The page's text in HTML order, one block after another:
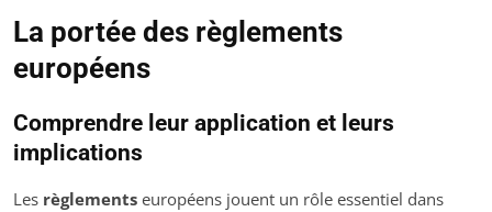
La portée des règlements
européens
Comprendre leur application et leurs
implications
Les règlements européens jouent un rôle essentiel dans